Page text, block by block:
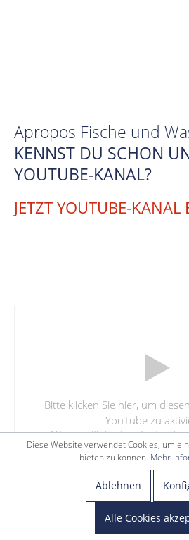
Apropos Fische und
KENNST DU SCHON
YOUTUBE-KANAL?
JETZT YOUTUBE-KANAL
Bitte klicken Sie hier, um
YouTube zu
Mit einem Klick auf das Content-
unsere
Diese Website verwendet Cookies, um
bieten zu können. Mehr
Ablehnen
Alle Cookies